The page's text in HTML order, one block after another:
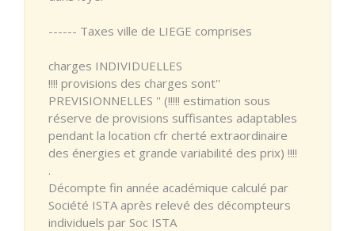
------ Taxes ville de LIEGE comprises
charges INDIVIDUELLES
!!!! provisions des charges sont''
PREVISIONNELLES '' (!!!!! estimation sous
réserve de provisions suffisantes adaptables
pendant la location cfr cherté extraordinaire
des énergies et grande variabilité des prix) !!!!
.
Décompte fin année académique calculé par
Société ISTA après relevé des décompteurs
individuels par Soc ISTA